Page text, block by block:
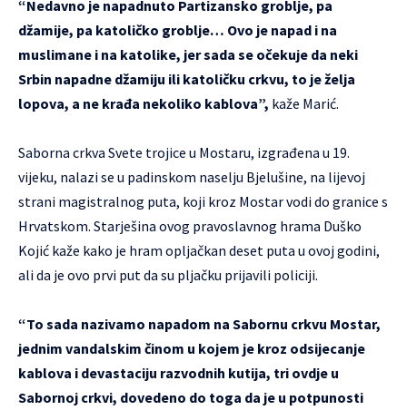
“Nedavno je napadnuto Partizansko groblje, pa
džamije, pa katoličko groblje… Ovo je napad i na
muslimane i na katolike, jer sada se očekuje da neki
Srbin napadne džamiju ili katoličku crkvu, to je želja
lopova, a ne krađa nekoliko kablova”, kaže Marić.
Saborna crkva Svete trojice u Mostaru, izgrađena u 19.
vijeku, nalazi se u padinskom naselju Bjelušine, na lijevoj
strani magistralnog puta, koji kroz Mostar vodi do granice s
Hrvatskom. Starješina ovog pravoslavnog hrama Duško
Kojić kaže kako je hram opljačkan deset puta u ovoj godini,
ali da je ovo prvi put da su pljačku prijavili policiji.
“To sada nazivamo napadom na Sabornu crkvu Mostar,
jednim vandalskim činom u kojem je kroz odsijecanje
kablova i devastaciju razvodnih kutija, tri ovdje u
Sabornoj crkvi, dovedeno do toga da je u potpunosti